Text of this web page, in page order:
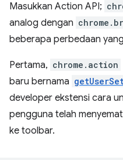
Masukkan Action API;
analog dengan
beberapa perbedaan
Pertama, chrome.action
baru bernama
developer ekstensi cara
pengguna telah
ke toolbar.